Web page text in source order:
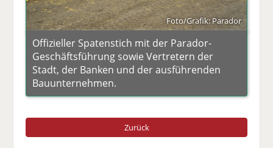
Foto/Grafik: Parador
Offizieller Spatenstich mit der Parador-
Geschäftsführung sowie Vertretern der
Stadt, der Banken und der ausführenden
Bauunternehmen.
Zurück